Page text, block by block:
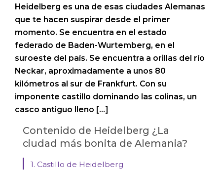
Heidelberg es una de esas ciudades Alemanas
que te hacen suspirar desde el primer
momento. Se encuentra en el estado
federado de Baden-Wurtemberg, en el
suroeste del país. Se encuentra a orillas del río
Neckar, aproximadamente a unos 80
kilómetros al sur de Frankfurt. Con su
imponente castillo dominando las colinas, un
casco antiguo lleno […]
Contenido de Heidelberg ¿La
ciudad más bonita de Alemania?
1. Castillo de Heidelberg